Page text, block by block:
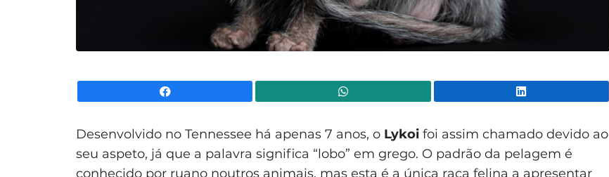
Desenvolvido no Tennessee há apenas 7 anos, o Lykoi foi assim chamado devido ao
seu aspeto, já que a palavra significa “lobo” em grego. O padrão da pelagem é
conhecido por ruano noutros animais, mas esta é a única raça felina a apresentar